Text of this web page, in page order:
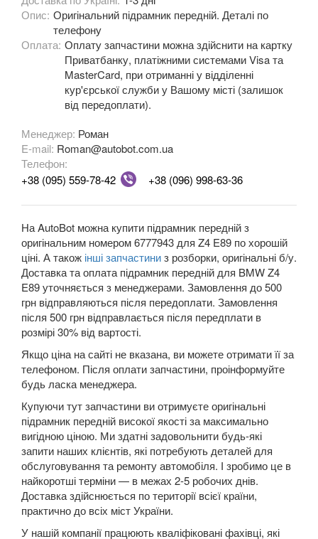
M3 E90/E92/E93
3 Series F30, F31, F36
3 Series F34
M3 F80
3 Series G20/G21
4 Series F32
4 Series F33
M4 F82/F83
5 Series E39
M5 E39
5 Series E60
5 Series E61
5 Series F07 GT
5 Series F10
M5 F10
5 Series F11
Опис: Оригінальний підрамник передній. Деталі по
телефону
Оплата: Оплату запчастини можна здійснити на картку
Приватбанку, платіжними системами Visa та
MasterCard, при отриманні у відділенні
кур'єрської служби у Вашому місті (залишок
від передоплати).
Менеджер: Роман
E-mail: Roman@autobot.com.ua
Телефон:
+38 (095) 559-78-42
+38 (096) 998-63-36
На AutoBot можна купити підрамник передній з
оригінальним номером 6777943 для Z4 E89 по хорошій
ціні. А також інші запчастиниз розборки, оригінальні б/у.
Доставка та оплата підрамник передній для BMW Z4
E89 уточняється з менеджерами. Замовлення до 500
грн відправляються після передоплати. Замовлення
після 500 грн відправлається після передплати в
розмірі 30% від вартості.
Якщо ціна на сайті не вказана, ви можете отримати її за
телефоном. Після оплати запчастини, проінформуйте
будь ласка менеджера.
Купуючи тут запчастини ви отримуєте оригінальні
підрамник передній високої якості за максимально
вигідною ціною. Ми здатні задовольнити будь-які
запити наших клієнтів, які потребують деталей для
обслуговування та ремонту автомобіля. І зробимо це в
найкоротші терміни — в межах 2-5 робочих днів.
Доставка здійснюється по території всієї країни,
практично до всіх міст України.
У нашій компанії працюють кваліфіковані фахівці, які